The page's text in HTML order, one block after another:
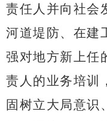
责任人并向社会
河道堤防、在建
强对地方新上任
责人的业务培训
固树立大局意识